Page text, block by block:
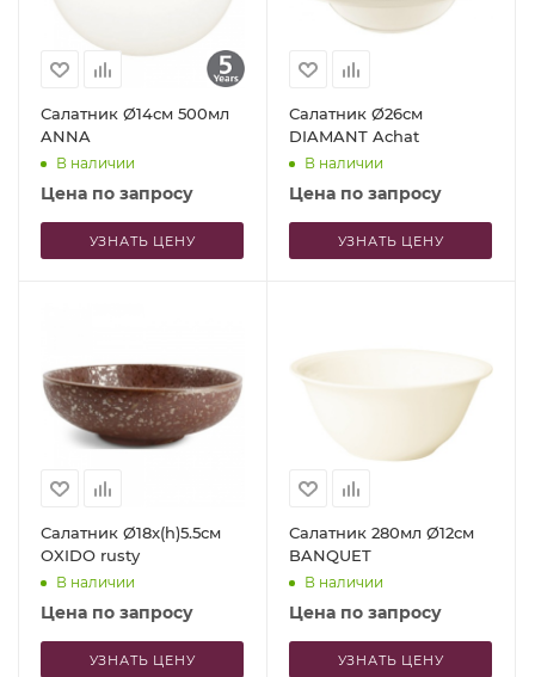
Салатник Ø14см 500мл
ANNA
В наличии
Цена по запросу
УЗНАТЬ ЦЕНУ
Салатник Ø26см
DIAMANT Achat
В наличии
Цена по запросу
УЗНАТЬ ЦЕНУ
Салатник Ø18x(h)5.5см
OXIDO rusty
В наличии
Цена по запросу
УЗНАТЬ ЦЕНУ
Салатник 280мл Ø12см
BANQUET
В наличии
Цена по запросу
УЗНАТЬ ЦЕНУ